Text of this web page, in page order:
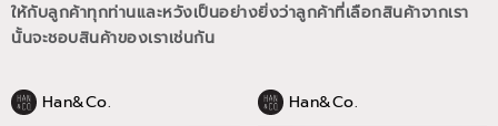
ให้กับลูกค้าทุกท่านและหวังเป็นอย่างยิ่งว่าลูกค้าที่เลือกสินค้าจากเรา
นั้นจะชอบสินค้าของเราเช่นกัน
Han&Co. Han&Co.